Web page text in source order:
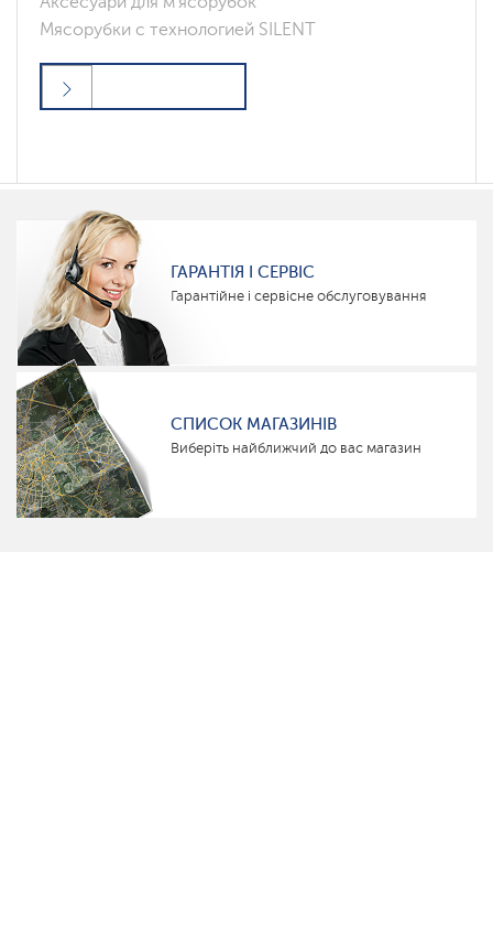
Мясорубки с технологией SILENT
ГАРАНТІЯ І СЕРВІС
Гарантійне і сервісне обслуговування
СПИСОК МАГАЗИНІВ
Виберіть найближчий до вас магазин